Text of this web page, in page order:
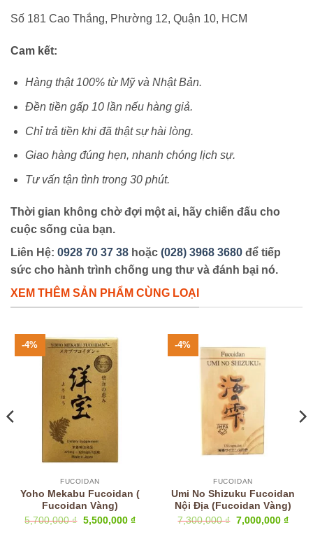
Số 181 Cao Thắng, Phường 12, Quận 10, HCM
Cam kết:
Hàng thật 100% từ Mỹ và Nhật Bản.
Đền tiền gấp 10 lần nếu hàng giả.
Chỉ trả tiền khi đã thật sự hài lòng.
Giao hàng đúng hẹn, nhanh chóng lịch sự.
Tư vấn tận tình trong 30 phút.
Thời gian không chờ đợi một ai, hãy chiến đấu cho
cuộc sống của bạn.
Liên Hệ: 0928 70 37 38 hoặc (028) 3968 3680 để tiếp
sức cho hành trình chống ung thư và đánh bại nó.
XEM THÊM SẢN PHẨM CÙNG LOẠI
-4%
FUCOIDAN
Yoho Mekabu Fucoidan (
Fucoidan Vàng)
5,700,000₫ Giá
5,500,000 ₫Giá
-4%
FUCOIDAN
Umi No Shizuku Fucoidan
Nội Địa (Fucoidan Vàng)
7,300,000₫ Giá
7,000,000 ₫Giá